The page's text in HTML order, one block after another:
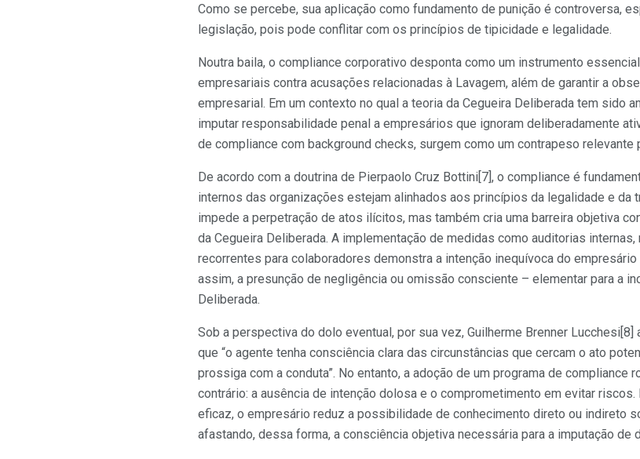
Como se percebe, sua aplicação como fundamento de punição é controversa,
legislação, pois pode conflitar com os princípios de tipicidade e legalidade.
Noutra baila, o compliance corporativo desponta como um instrumento
empresariais contra acusações relacionadas à Lavagem, além de garantir a
empresarial. Em um contexto no qual a teoria da Cegueira Deliberada tem sido
imputar responsabilidade penal a empresários que ignoram deliberadamente
de compliance com background checks, surgem como um contrapeso relevante
De acordo com a doutrina de Pierpaolo Cruz Bottini[7], o compliance é
internos das organizações estejam alinhados aos princípios da legalidade e da
impede a perpetração de atos ilícitos, mas também cria uma barreira objetiva
da Cegueira Deliberada. A implementação de medidas como auditorias
recorrentes para colaboradores demonstra a intenção inequívoca do
assim, a presunção de negligência ou omissão consciente – elementar para a
Deliberada.
Sob a perspectiva do dolo eventual, por sua vez, Guilherme Brenner
que “o agente tenha consciência clara das circunstâncias que cercam o ato
prossiga com a conduta”. No entanto, a adoção de um programa de compliance
contrário: a ausência de intenção dolosa e o comprometimento em evitar
eficaz, o empresário reduz a possibilidade de conhecimento direto ou indireto
afastando, dessa forma, a consciência objetiva necessária para a imputação de